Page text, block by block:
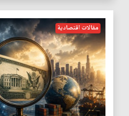
مقالات اقتصادية